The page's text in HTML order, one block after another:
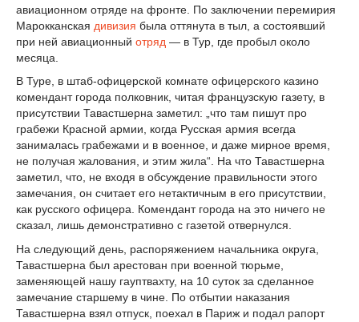
авиационном отряде на фронте. По заключении перемирия
Марокканская дивизия была оттянута в тыл, а состоявший
при ней авиационный отряд — в Тур, где пробыл около
месяца.
В Туре, в штаб-офицерской комнате офицерского казино
комендант города полковник, читая французскую газету, в
присутствии Тавастшерна заметил: „что там пишут про
грабежи Красной армии, когда Русская армия всегда
занималась грабежами и в военное, и даже мирное время,
не получая жалования, и этим жила“. На что Тавастшерна
заметил, что, не входя в обсуждение правильности этого
замечания, он считает его нетактичным в его присутствии,
как русского офицера. Комендант города на это ничего не
сказал, лишь демонстративно с газетой отвернулся.
На следующий день, распоряжением начальника округа,
Тавастшерна был арестован при военной тюрьме,
заменяющей нашу гауптвахту, на 10 суток за сделанное
замечание старшему в чине. По отбытии наказания
Тавастшерна взял отпуск, поехал в Париж и подал рапорт